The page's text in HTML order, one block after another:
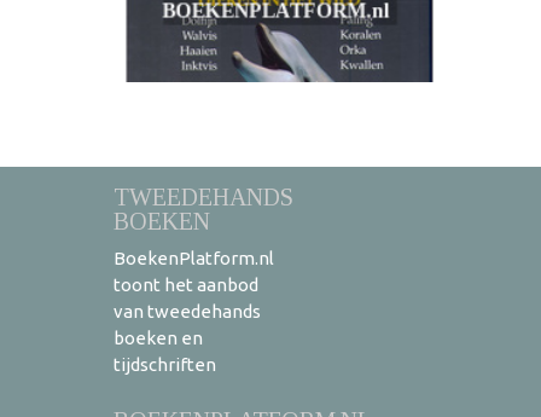
TWEEDEHANDS
BOEKEN
BoekenPlatform.nl
toont het aanbod
van tweedehands
boeken en
tijdschriften